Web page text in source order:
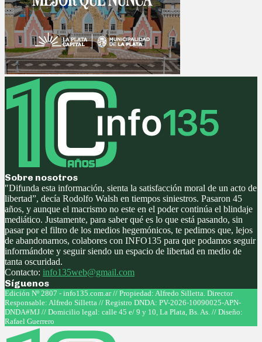
Sobre nosotros
"Difunda esta información, sienta la satisfacción moral de un acto de
libertad”, decía Rodolfo Walsh en tiempos siniestros. Pasaron 45
años, y aunque el macrismo no este en el poder continúa el blindaje
mediático. Justamente, para saber qué es lo que está pasando, sin
pasar por el filtro de los medios hegemónicos, te pedimos que, lejos
de abandonarnos, colabores con INFO135 para que podamos seguir
informándote y seguir siendo un espacio de libertad en medio de
tanta oscuridad.
Contacto: info135web@gmail.com
Síguenos
Facebook
Twitter
Instagram
Youtube
Edición Nº 2807 - info135.com.ar // Propiedad: Alfredo Silletta. Director
Responsable: Alfredo Silletta // Registro DNDA: PV-2026-10090025-APN-
DNDA#MJ // Domicilio legal: calle 45 e/ 9 y 10, La Plata, Bs. As. // Diseño:
Rafael Guerrero